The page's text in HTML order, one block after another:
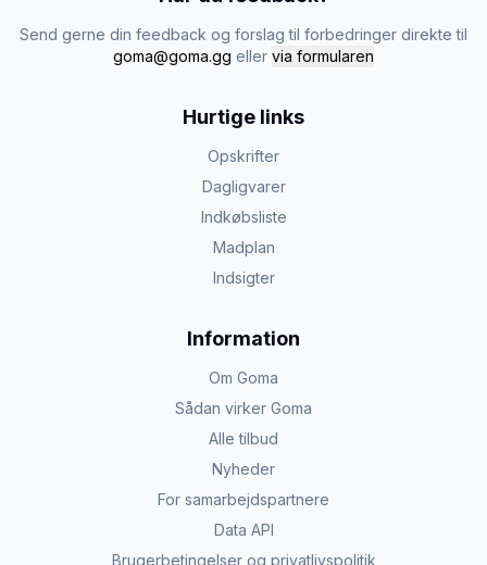
Send gerne din feedback og forslag til forbedringer direkte til
goma@goma.gg eller via formularen
Hurtige links
Opskrifter
Dagligvarer
Indkøbsliste
Madplan
Indsigter
Information
Om Goma
Sådan virker Goma
Alle tilbud
Nyheder
For samarbejdspartnere
Data API
Brugerbetingelser og privatlivspolitik